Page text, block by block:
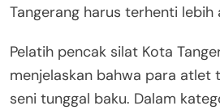
Tangerang harus terhenti lebih
Pelatih pencak silat Kota
menjelaskan bahwa para atlet
seni tunggal baku. Dalam